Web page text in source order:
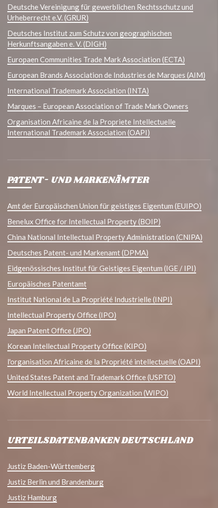
Deutsche Vereinigung für gewerblichen Rechtsschutz und
Urheberrecht e.V. (GRUR)
Deutsches Institut zum Schutz von geographischen
Herkunftsangaben e. V. (DIGH)
Europaen Communities Trade Mark Association (ECTA)
European Brands Association de Industries de Marques (AIM)
International Trademark Association (INTA)
Marques – European Association of Trade Mark Owners
Organisation Africaine de la Propriete Intellectuelle
International Trademark Association (OAPI)
PATENT- UND MARKENÄMTER
Amt der Europäischen Union für geistiges Eigentum (EUIPO)
Benelux Office for Intellectual Property (BOIP)
China National Intellectual Property Administration (CNIPA)
Deutsches Patent- und Markenamt (DPMA)
Eidgenössisches Institut für Geistiges Eigentum (IGE / IPI)
Europäisches Patentamt
Institut National de La Propriété Industrielle (INPI)
Intellectual Property Office (IPO)
Japan Patent Office (JPO)
Korean Intellectual Property Office (KIPO)
l'organisation Africaine de la Propriété intellectuelle (OAPI)
United States Patent and Trademark Office (USPTO)
World Intellectual Property Organization (WIPO)
URTEILSDATENBANKEN DEUTSCHLAND
Justiz Baden-Württemberg
Justiz Berlin und Brandenburg
Justiz Hamburg